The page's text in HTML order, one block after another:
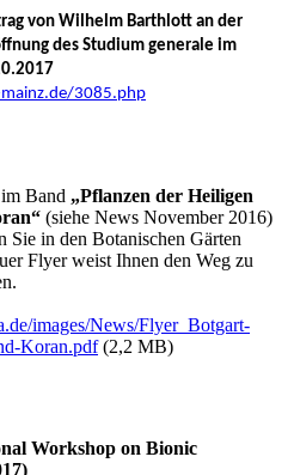
von Wilhelm Barthlott an der
des Studium generale im
3085.php
Band „Pflanzen der Heiligen
(siehe News November 2016)
Sie in den Botanischen Gärten
Flyer weist Ihnen den Weg zu
images/News/Flyer_Botgart-
Koran.pdf(2,2 MB)
Workshop on Bionic